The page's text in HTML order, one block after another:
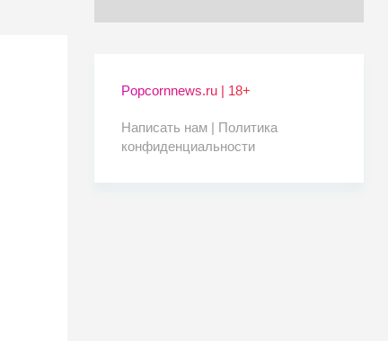
Popcornnews.ru | 18+
Написать нам | Политика
конфиденциальности